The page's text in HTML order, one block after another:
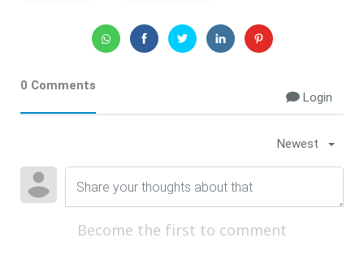
0 Comments
Login
Newest
Become the first to comment